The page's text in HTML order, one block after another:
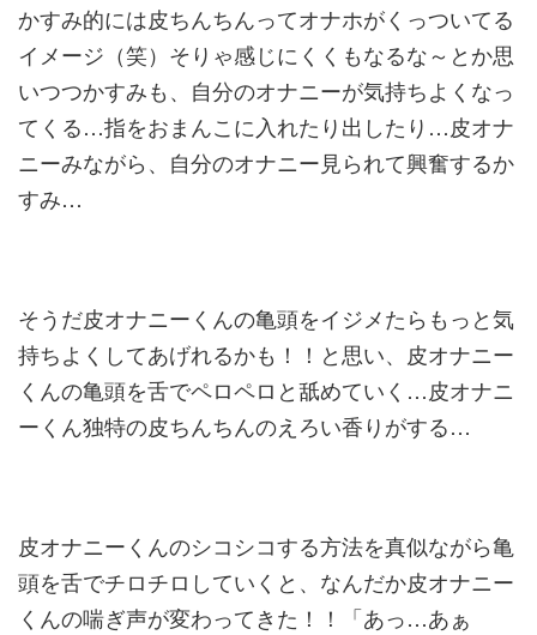
かすみ的には皮ちんちんってオナホがくっついてる
イメージ（笑） そりゃ感じにくくもなるな～とか思
いつつかすみも、自分のオナニーが気持ちよくなっ
てくる…指をおまんこに入れたり出したり…皮オナ
ニーみながら、自分のオナニー見られて興奮するか
すみ…
そうだ皮オナニーくんの亀頭をイジメたらもっと気
持ちよくしてあげれるかも！！と思い、皮オナニー
くんの亀頭を舌でペロペロと舐めていく…皮オナニ
ーくん独特の皮ちんちんのえろい香りがする…
皮オナニーくんのシコシコする方法を真似ながら亀
頭を舌でチロチロしていくと、なんだか皮オナニー
くんの喘ぎ声が変わってきた！ ！「あっ…あぁ